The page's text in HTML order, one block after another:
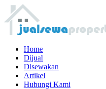
Home
Dijual
Disewakan
Artikel
Hubungi Kami